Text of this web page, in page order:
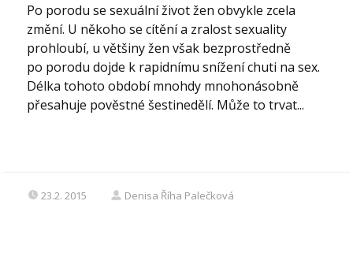
Po porodu se sexuální život žen obvykle zcela
změní. U někoho se cítění a zralost sexuality
prohloubí, u většiny žen však bezprostředně
po porodu dojde k rapidnímu snížení chuti na sex.
Délka tohoto období mnohdy mnohonásobně
přesahuje pověstné šestinedělí. Může to trvat...
23.2. 2015 Denisa Říha Palečková